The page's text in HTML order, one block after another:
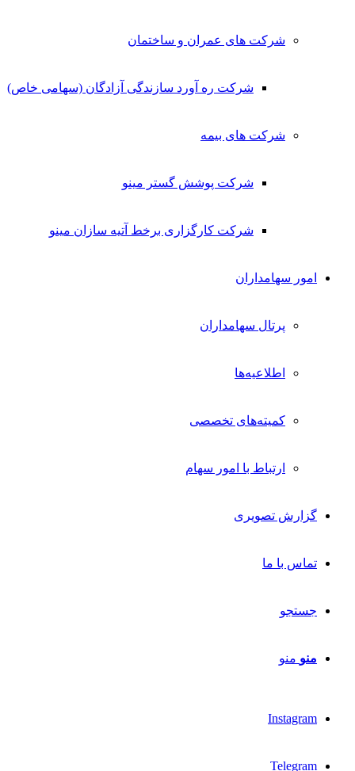
شرکت های عمران و ساختمان
شرکت ره آورد سازندگی آزادگان (سهامی خاص)
شرکت های بیمه
شرکت پوشش گستر مینو
شرکت کارگزاری برخط آتیه سازان مینو
امور سهامداران
پرتال سهامداران
اطلاعیه‌ها
کمیته‌های تخصصی
ارتباط با امور سهام
گزارش تصویری
تماس با ما
جستجو
منو منو
Instagram
Telegram